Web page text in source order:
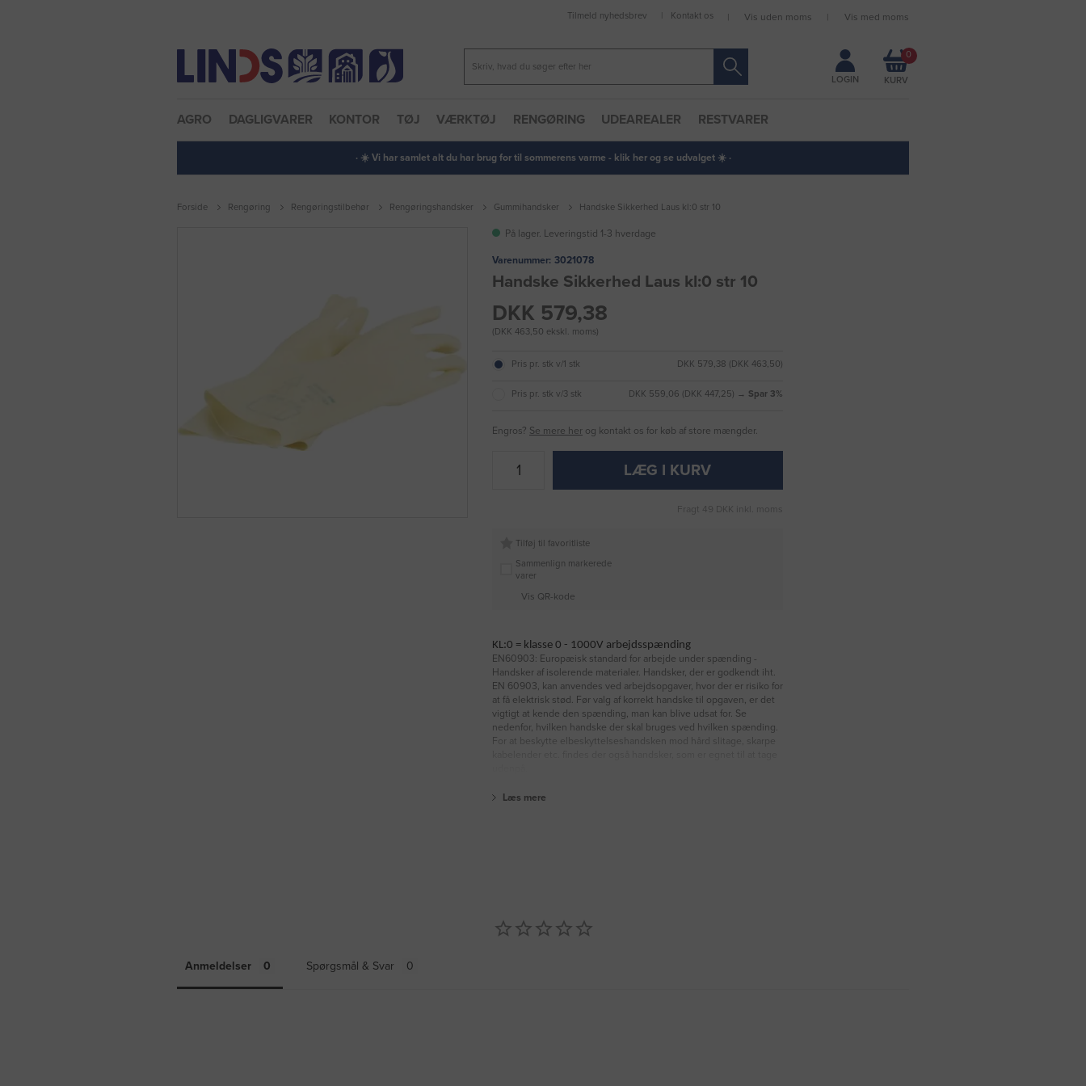
Forbliv logget ind
Tilmeld nyhedsbrev Kontakt os Vis uden moms Vis med moms
LOGIN
0
AGRO DAGLIGVARER KONTOR TØJ VÆRKTØJ RENGØRING UDEAREALER RESTVARER
· ☀️ Vi har samlet alt du har brug for til sommerens varme - klik her og se udvalget ☀️ ·
Forside Rengøring Rengøringstilbehør Rengøringshandsker Gummihandsker Handske Sikkerhed Laus kl:0 str 10
På lager. Leveringstid 1-3 hverdage
Varenummer: 3021078
Handske Sikkerhed Laus kl:0 str 10
DKK 579,38
(DKK 463,50 ekskl. moms)
Pris pr. stk v/1 stk DKK 579,38 (DKK 463,50)
Pris pr. stk v/3 stk DKK 559,06 (DKK 447,25) → Spar 3%
Engros? Se mere her og kontakt os for køb af store mængder.
LÆG I KURV
Fragt 49 DKK inkl. moms
Tilføj til favoritliste
Sammenlign markerede
varer
Vis QR-kode
KL:0 = klasse 0 - 1000V arbejdsspænding
EN60903: Europæisk standard for arbejde under spænding -
Handsker af isolerende materialer. Handsker, der er godkendt iht.
EN 60903, kan anvendes ved arbejdsopgaver, hvor der er risiko for
at få elektrisk stød. Før valg af korrekt handske til opgaven, er det
vigtigt at kende den spænding, man kan blive udsat for. Se
nedenfor, hvilken handske der skal bruges ved hvilken spænding.
For at beskytte elbeskyttelseshandsken mod hård slitage, skarpe
Læs mere
Anmeldelser Spørgsmål & Svar